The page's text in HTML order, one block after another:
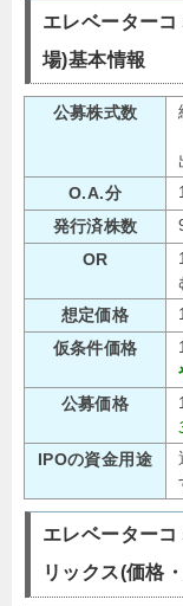
エレベーター
場)基本情報
公募株式数
O.A.分
発行済株数
OR
想定価格
仮条件価格
公募価格
IPOの資金用途
エレベーター
リックス(価格